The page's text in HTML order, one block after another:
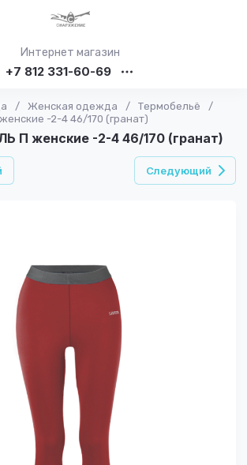
Интернет магазин
+7 812 331-60-69
/ Женская одежда / Термобельё
/
-2-4 46/170 (гранат)
П женские -2-4 46/170 (гранат)
Следующий